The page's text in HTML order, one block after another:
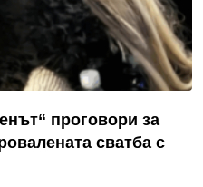
проговори за
сватба с